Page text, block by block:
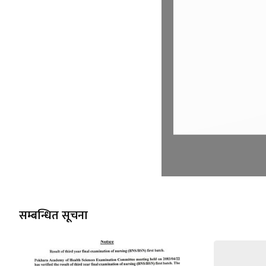
सम्बन्धित सूचना